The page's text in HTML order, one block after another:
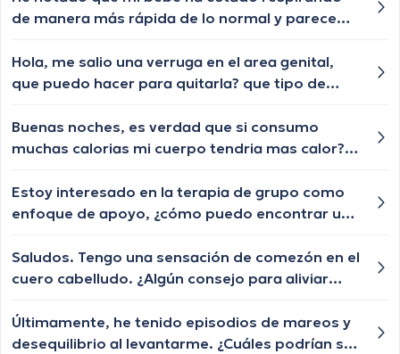
de manera más rápida de lo normal y parece
¿Es posible que esto esté relacionado con algún
problema respiratorio? ¿Qué debería hacer
Hola, me salio una verruga en el area genital,
que puedo hacer para quitarla? que tipo de
Buenas noches, es verdad que si consumo
muchas calorias mi cuerpo tendria mas calor?
cambiar eso
Estoy interesado en la terapia de grupo como
enfoque de apoyo, ¿cómo puedo encontrar un
Saludos. Tengo una sensación de comezón en el
cuero cabelludo. ¿Algún consejo para aliviar
Últimamente, he tenido episodios de mareos y
desequilibrio al levantarme. ¿Cuáles podrían ser